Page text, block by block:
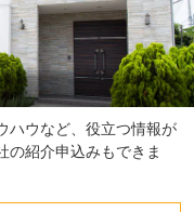
ハウなど、役立つ情報が
の紹介申込みもできま